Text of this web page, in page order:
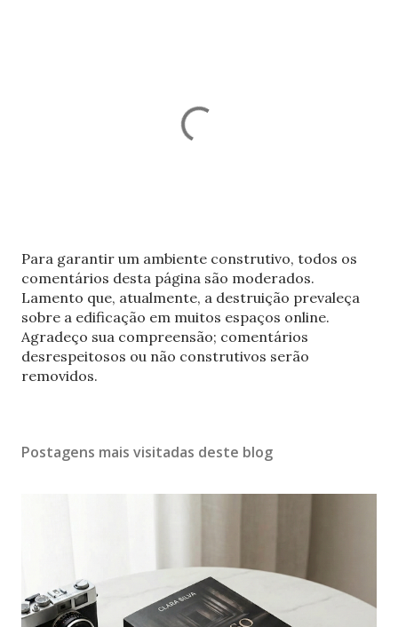
P
o
s
t
a
r
u
m
Para garantir um ambiente construtivo, todos os
comentários desta página são moderados.
Lamento que, atualmente, a destruição prevaleça
sobre a edificação em muitos espaços online.
Agradeço sua compreensão; comentários
desrespeitosos ou não construtivos serão
removidos.
Postagens mais visitadas deste blog